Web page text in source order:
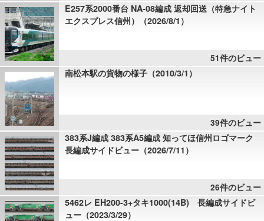
E257系2000番台 NA-08編成 返却回送（特急ナイト
エクスプレス信州）（2026/8/1）
51件のビュー
南松本駅の貨物の様子（2010/3/1）
39件のビュー
383系J編成 383系A5編成 知ってほ信州ロゴマーク
長編成サイドビュー（2026/7/11）
26件のビュー
5462レ EH200-3+タキ1000(14B) 長編成サイドビ
ュー（2023/3/29）